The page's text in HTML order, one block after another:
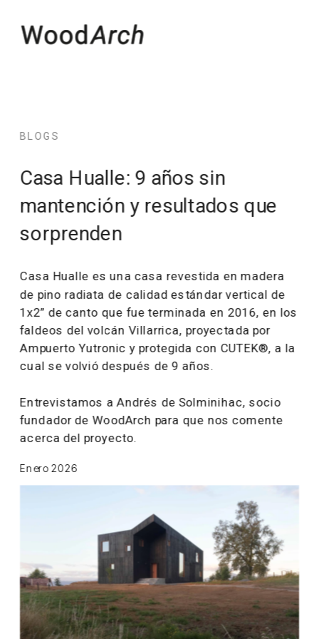
BLOGS
Casa Hualle: 9 años sin
mantención y resultados que
sorprenden
Casa Hualle es una casa revestida en madera
de pino radiata de calidad estándar vertical de
1x2” de canto que fue terminada en 2016, en los
faldeos del volcán Villarrica, proyectada por
Ampuerto Yutronic y protegida con CUTEK®, a la
cual se volvió después de 9 años.
Entrevistamos a Andrés de Solminihac, socio
fundador de WoodArch para que nos comente
acerca del proyecto.
Enero 2026